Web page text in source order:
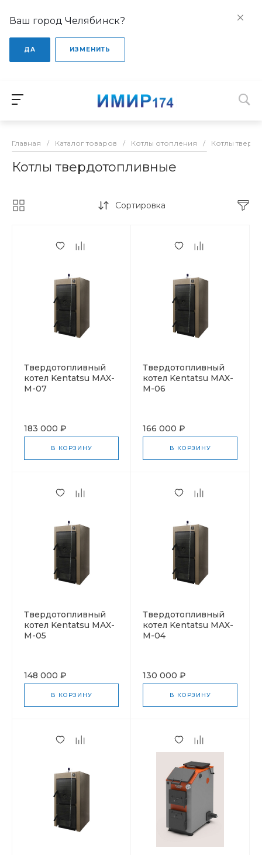
Ваш город Челябинск?
ДА ИЗМЕНИТЬ
Главная / Каталог товаров / Котлы отопления / Котлы
Котлы твердотопливные
Сортировка
Твердотопливный
котел Kentatsu MAX-
M-07
183 000 ₽
В КОРЗИНУ
Твердотопливный
котел Kentatsu MAX-
M-06
166 000 ₽
В КОРЗИНУ
Твердотопливный
котел Kentatsu MAX-
M-05
148 000 ₽
В КОРЗИНУ
Твердотопливный
котел Kentatsu MAX-
M-04
130 000 ₽
В КОРЗИНУ